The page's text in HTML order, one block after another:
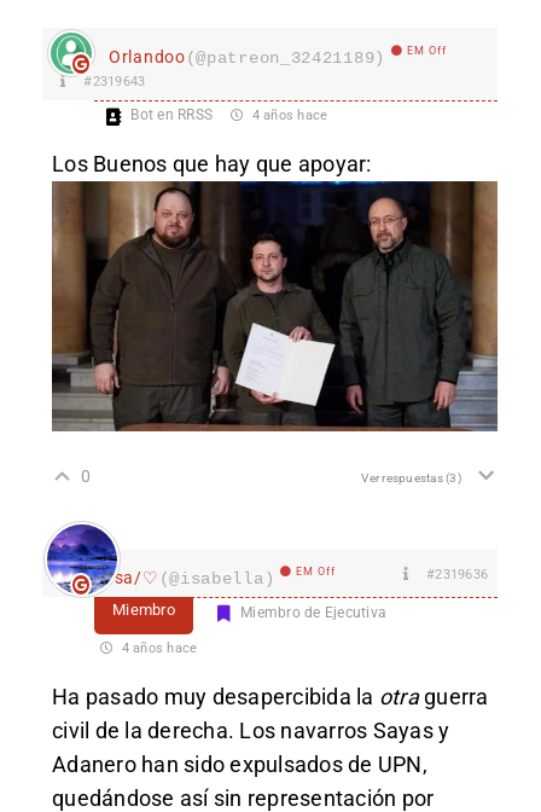
Orlandoo(@patreon_32421189) EM Off
#2319643
Bot en RRSS 4 años hace
Los Buenos que hay que apoyar:
0 Ver respuestas(3)
Isa/♡ (@isabella) EM Off #2319636
Miembro Miembro de Ejecutiva
4 años hace
Ha pasado muy desapercibida la otraguerra
civil de la derecha. Los navarros Sayas y
Adanero han sido expulsados de UPN,
quedándose así sin representación por